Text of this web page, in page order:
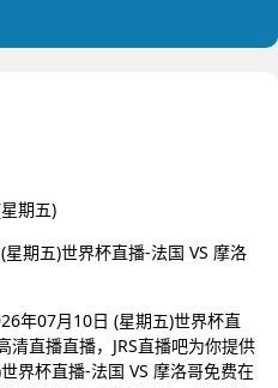
期五)
期五)世界杯直播-法国 VS 摩洛
年07月10日 (星期五)世界杯直
清直播直播，JRS直播吧为你提供
界杯直播-法国 VS 摩洛哥免费在